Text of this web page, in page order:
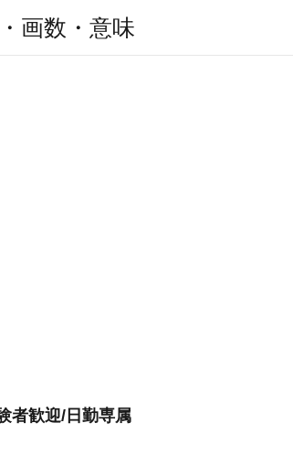
画数・意味
者歓迎/日勤専属